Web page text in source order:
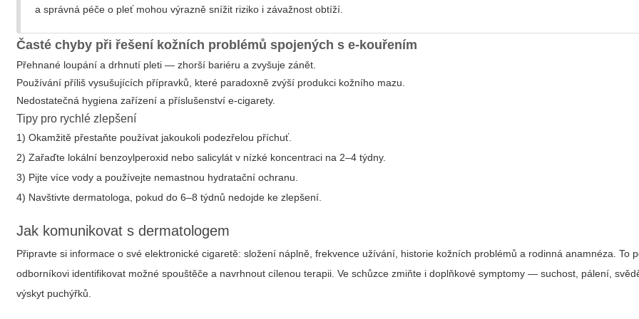
a správná péče o pleť mohou výrazně snížit riziko i závažnost obtíží.
Časté chyby při řešení kožních problémů spojených s e‑kouřením
Přehnané loupání a drhnutí pleti — zhorší bariéru a zvyšuje zánět.
Používání příliš vysušujících přípravků, které paradoxně zvýší produkci kožního mazu.
Nedostatečná hygiena zařízení a příslušenství e‑cigarety.
Tipy pro rychlé zlepšení
1) Okamžitě přestaňte používat jakoukoli podezřelou příchuť.
2) Zařaďte lokální benzoylperoxid nebo salicylát v nízké koncentraci na 2–4 týdny.
3) Pijte více vody a používejte nemastnou hydratační ochranu.
4) Navštivte dermatologa, pokud do 6–8 týdnů nedojde ke zlepšení.
Jak komunikovat s dermatologem
Připravte si informace o své elektronické cigaretě: složení náplně, frekvence užívání, historie kožních problémů a rodinná anamnéza. To
odborníkovi identifikovat možné spouštěče a navrhnout cílenou terapii. Ve schůzce zmiňte i doplňkové symptomy — suchost, pálení,
výskyt puchýřků.